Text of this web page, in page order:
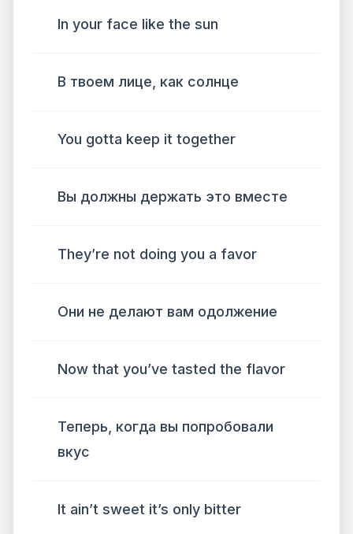
In your face like the sun
В твоем лице, как солнце
You gotta keep it together
Вы должны держать это вместе
They’re not doing you a favor
Они не делают вам одолжение
Now that you’ve tasted the flavor
Теперь, когда вы попробовали
вкус
It ain’t sweet it’s only bitter